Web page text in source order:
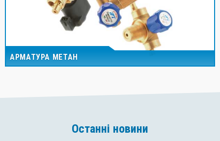
АРМАТУРА МЕТАН
Останні новини